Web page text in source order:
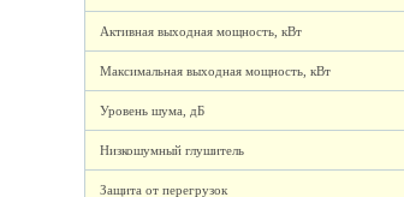
Активная выходная мощность, кВт
Максимальная выходная мощность, кВт
Уровень шума, дБ
Низкошумный глушитель
Защита от перегрузок